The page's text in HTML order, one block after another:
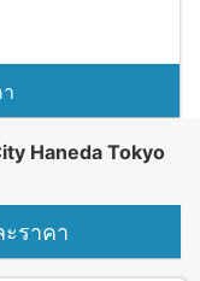
Haneda Tokyo
ราคา